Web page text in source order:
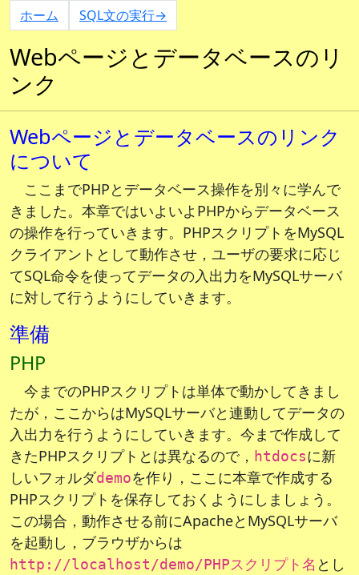
ホーム SQL文の実行→
Webページとデータベースのリ
ンク
Webページとデータベースのリンク
について
ここまでPHPとデータベース操作を別々に学んで
きました。本章ではいよいよPHPからデータベース
の操作を行っていきます。PHPスクリプトをMySQL
クライアントとして動作させ，ユーザの要求に応じ
てSQL命令を使ってデータの入出力をMySQLサーバ
に対して行うようにしていきます。
準備
PHP
今までのPHPスクリプトは単体で動かしてきまし
たが，ここからはMySQLサーバと連動してデータの
入出力を行うようにしていきます。今まで作成して
きたPHPスクリプトとは異なるので， htdocsに新
しいフォルダdemoを作り，ここに本章で作成する
PHPスクリプトを保存しておくようにしましょう。
この場合，動作させる前にApacheとMySQLサーバ
を起動し，ブラウザからは
http://localhost/demo/PHPスクリプト名 とし